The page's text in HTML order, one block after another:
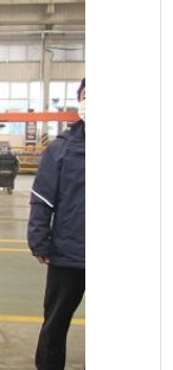
维修技术信息